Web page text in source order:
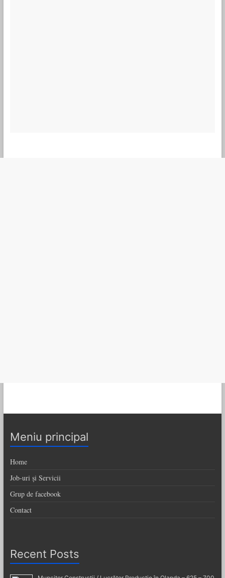
Meniu principal
Home
Job-uri și Servicii
Grup de facebook
Contact
Recent Posts